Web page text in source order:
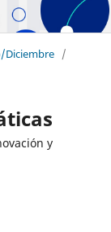
Diciembre /
y